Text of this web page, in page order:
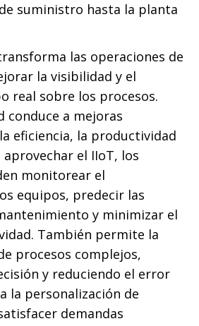
suministro hasta la planta
las operaciones de
la visibilidad y el
real sobre los procesos.
conduce a mejoras
eficiencia, la productividad
el IIoT, los
monitorear el
equipos, predecir las
y minimizar el
También permite la
procesos complejos,
y reduciendo el error
la personalización de
demandas